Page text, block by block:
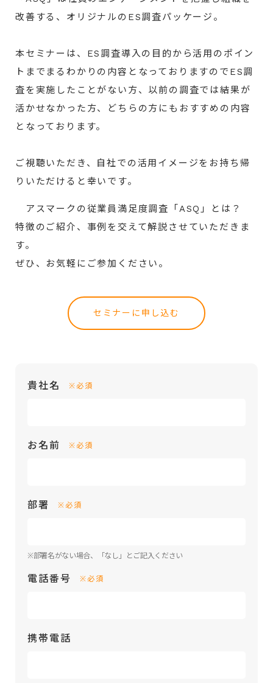
改善する、オリジナルのES調査パッケージ。
本セミナーは、ES調査導入の目的から活用のポイン
トまでまるわかりの内容となっておりますのでES調
査を実施したことがない方、以前の調査では結果が
活かせなかった方、どちらの方にもおすすめの内容
となっております。
ご視聴いただき、自社での活用イメージをお持ち帰
りいただけると幸いです。
アスマークの従業員満足度調査「ASQ」とは？
特徴のご紹介、事例を交えて解説させていただきま
す。
ぜひ、お気軽にご参加ください。
セミナーに申し込む
貴社名 ※必須
お名前 ※必須
部署 ※必須
※部署名がない場合、「なし」とご記入ください
電話番号 ※必須
携帯電話